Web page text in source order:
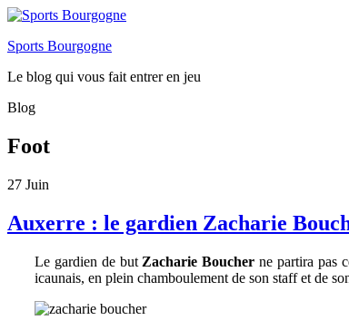
Sports Bourgogne
Le blog qui vous fait entrer en jeu
Blog
Foot
27 Juin
Auxerre : le gardien Zacharie
Le gardien de but Zacharie Boucher ne partira pas
icaunais, en plein chamboulement de son staff et de